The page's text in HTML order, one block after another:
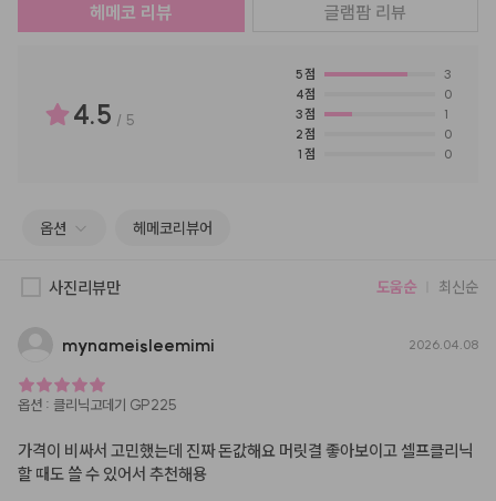
헤메코 리뷰 글램팜 리뷰
4.5 / 5
5점
3
4점
0
3점
1
2점
0
1 점 0
옵션 헤메코리뷰어
사진리뷰만 도움순 최신순
mynameisleemimi 2026.04.08
옵션 : 클리닉고데기 GP225
가격이 비싸서 고민했는데 진짜 돈값해요 머릿결 좋아보이고 셀프클리닉
할 때도 쓸 수 있어서 추천해용